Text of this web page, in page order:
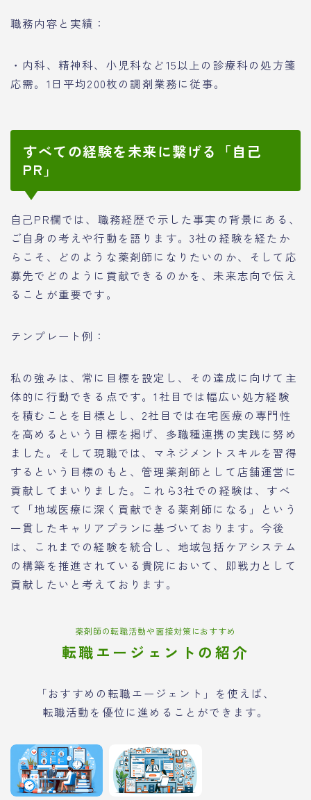
職務内容と実績：
・内科、精神科、小児科など15以上の診療科の処方箋
応需。1日平均200枚の調剤業務に従事。
すべての経験を未来に繋げる「自己
PR」
自己PR欄では、職務経歴で示した事実の背景にある、
ご自身の考えや行動を語ります。3社の経験を経たか
らこそ、どのような薬剤師になりたいのか、そして応
募先でどのように貢献できるのかを、未来志向で伝え
ることが重要です。
テンプレート例：
私の強みは、常に目標を設定し、その達成に向けて主
体的に行動できる点です。1社目では幅広い処方経験
を積むことを目標とし、2社目では在宅医療の専門性
を高めるという目標を掲げ、多職種連携の実践に努め
ました。そして現職では、マネジメントスキルを習得
するという目標のもと、管理薬剤師として店舗運営に
貢献してまいりました。これら3社での経験は、すべ
て「地域医療に深く貢献できる薬剤師になる」という
一貫したキャリアプランに基づいております。今後
は、これまでの経験を統合し、地域包括ケアシステム
の構築を推進されている貴院において、即戦力として
貢献したいと考えております。
薬剤師の転職活動や面接対策におすすめ
転職エージェントの紹介
「おすすめの転職エージェント」を使えば、
転職活動を優位に進めることができます。